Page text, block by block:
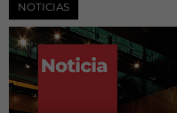
NOTICIAS